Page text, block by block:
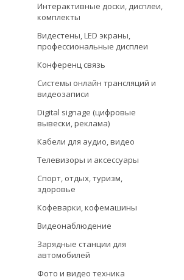
Интерактивные доски, дисплеи,
комплекты
Видестены, LED экраны,
профессиональные дисплеи
Конференц связь
Системы онлайн трансляций и
видеозаписи
Digital signage (цифровые
вывески, реклама)
Кабели для аудио, видео
Телевизоры и аксессуары
Спорт, отдых, туризм,
здоровье
Кофеварки, кофемашины
Видеонаблюдение
Зарядные станции для
автомобилей
Фото и видео техника